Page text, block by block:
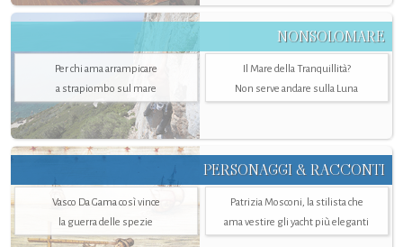
NONSOLOMARE
Per chi ama arrampicare
a strapiombo sul mare
Il Mare della Tranquillità?
Non serve andare sulla Luna
PERSONAGGI & RACCONTI
Vasco Da Gama così vince
la guerra delle spezie
Patrizia Mosconi, la stilista che
ama vestire gli yacht più eleganti